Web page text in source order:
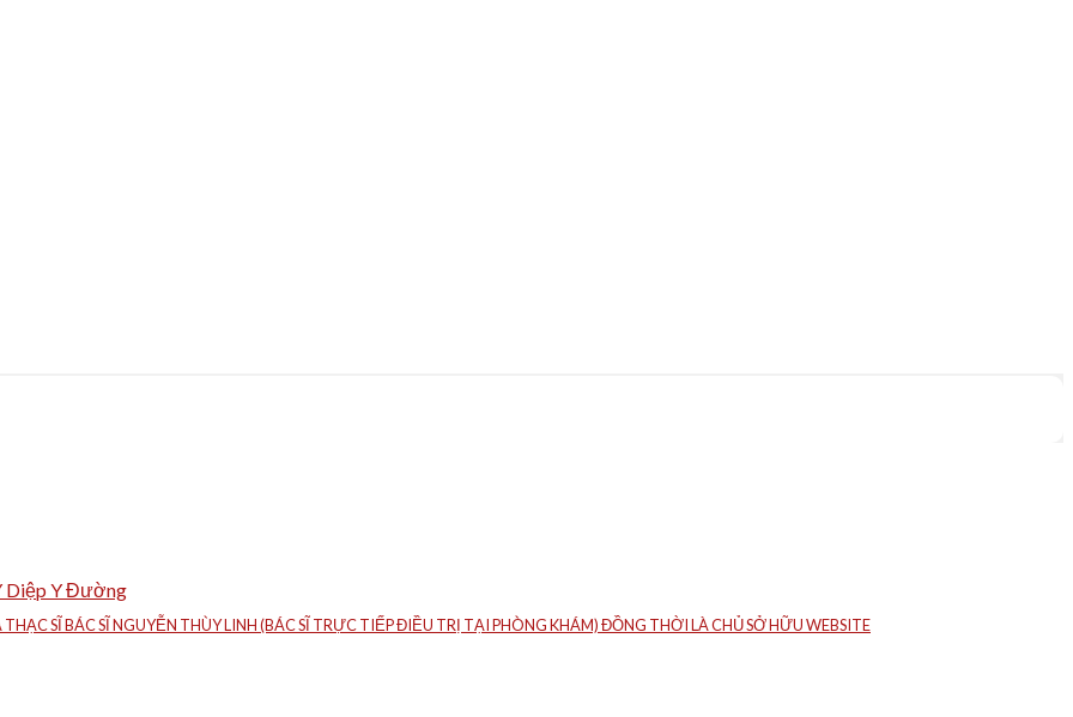
SĨ BÁC SĨ NGUYỄN THÙY LINH (BÁC SĨ TRỰC TIẾP ĐIỀU TRỊ TẠI PHÒNG KHÁM) ĐỒNG THỜI LÀ CHỦ SỞ HỮU WEBSITE
Diệp Y Đường